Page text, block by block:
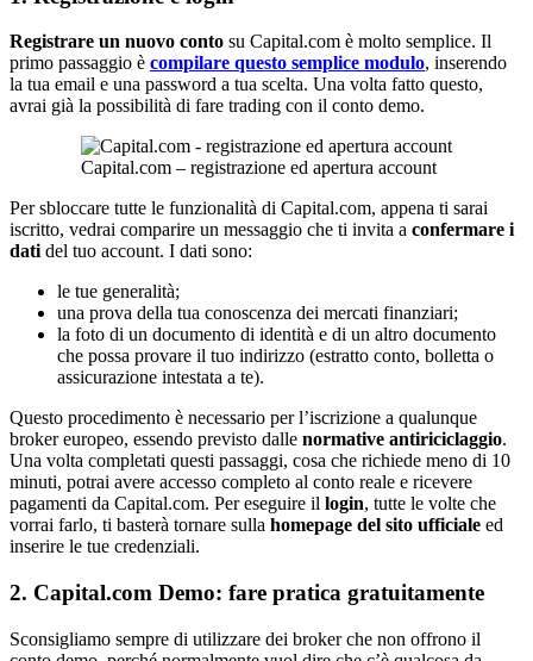
Registrare un nuovo conto su Capital.com è molto semplice. Il
primo passaggio è compilare questo semplice modulo, inserendo
la tua email e una password a tua scelta. Una volta fatto questo,
avrai già la possibilità di fare trading con il conto demo.
Capital.com – registrazione ed apertura account
Per sbloccare tutte le funzionalità di Capital.com, appena ti sarai
iscritto, vedrai comparire un messaggio che ti invita a confermare i
dati del tuo account. I dati sono:
le tue generalità;
una prova della tua conoscenza dei mercati finanziari;
la foto di un documento di identità e di un altro documento
che possa provare il tuo indirizzo (estratto conto, bolletta o
assicurazione intestata a te).
Questo procedimento è necessario per l’iscrizione a qualunque
broker europeo, essendo previsto dalle normative antiriciclaggio.
Una volta completati questi passaggi, cosa che richiede meno di 10
minuti, potrai avere accesso completo al conto reale e ricevere
pagamenti da Capital.com. Per eseguire il login, tutte le volte che
vorrai farlo, ti basterà tornare sulla homepage del sito ufficiale ed
inserire le tue credenziali.
2. Capital.com Demo: fare pratica gratuitamente
Sconsigliamo sempre di utilizzare dei broker che non offrono il